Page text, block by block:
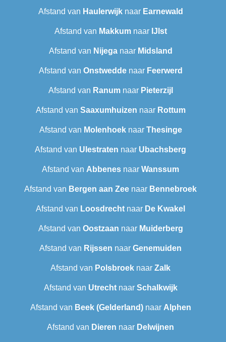
Afstand van Haulerwijknaar Earnewald
Afstand van Makkumnaar IJlst
Afstand van Nijeganaar Midsland
Afstand van Onstweddenaar Feerwerd
Afstand van Ranumnaar Pieterzijl
Afstand van Saaxumhuizen naar Rottum
Afstand van Molenhoeknaar Thesinge
Afstand van Ulestraten naar Ubachsberg
Afstand van Abbenes naar Wanssum
Afstand van Bergen aan Zee naar Bennebroek
Afstand van Loosdrecht naar De Kwakel
Afstand van Oostzaan naar Muiderberg
Afstand van Rijssen naar Genemuiden
Afstand van Polsbroek naar Zalk
Afstand van Utrechtnaar Schalkwijk
Afstand van Beek (Gelderland)naar Alphen
Afstand van Dieren naar Delwijnen